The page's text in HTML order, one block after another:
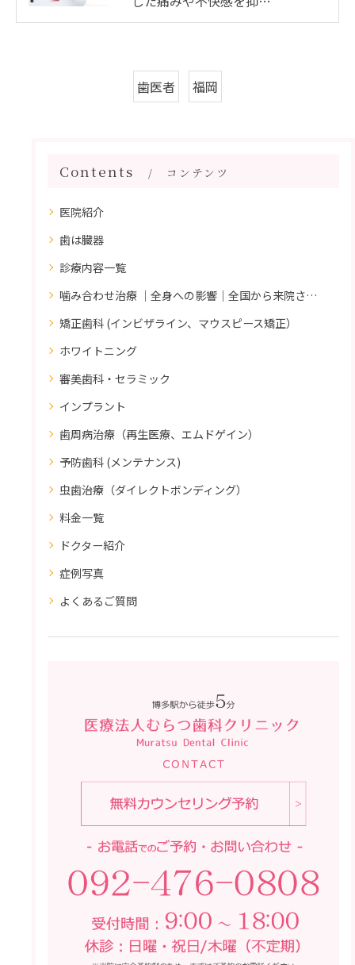
歯医者 福岡
Contents コンテンツ
医院紹介
歯は臓器
診療内容一覧
噛み合わせ治療 ｜全身への影響｜全国から来院されています。
矯正歯科 (インビザライン、マウスピース矯正）
ホワイトニング
審美歯科・セラミック
インプラント
歯周病治療（再生医療、エムドゲイン）
予防歯科 (メンテナンス)
虫歯治療（ダイレクトボンディング）
料金一覧
ドクター紹介
症例写真
よくあるご質問